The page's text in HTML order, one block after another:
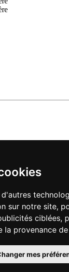
sur notre site,
ciblées,
provenance
mes